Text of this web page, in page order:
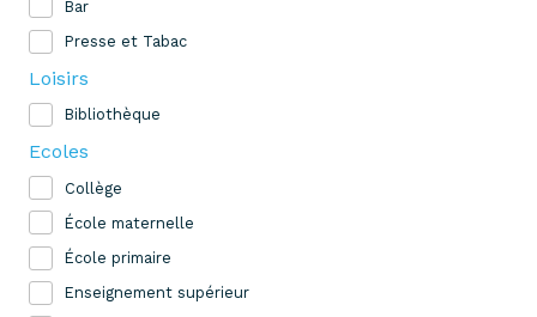
Bar
Presse et Tabac
Loisirs
Bibliothèque
Ecoles
Collège
École maternelle
École primaire
Enseignement supérieur